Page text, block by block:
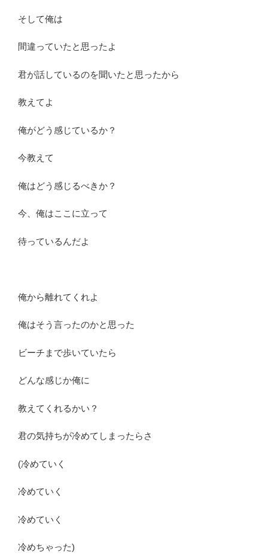
そして俺は
間違っていたと思ったよ
君が話しているのを聞いたと思ったから
教えてよ
俺がどう感じているか？
今教えて
俺はどう感じるべきか？
今、俺はここに立って
待っているんだよ
俺から離れてくれよ
俺はそう言ったのかと思った
ビーチまで歩いていたら
どんな感じか俺に
教えてくれるかい？
君の気持ちが冷めてしまったらさ
(冷めていく
冷めていく
冷めていく
冷めちゃった)